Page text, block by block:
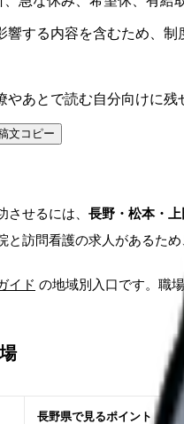
響する内容を含むため、
やあとで読む自分向けに残
文コピー
させるには、 長野・松本・
訪問看護の求人があるた
イド の地域別入口です。職
長野県で見るポイント